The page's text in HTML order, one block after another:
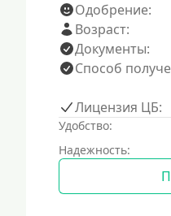
Одобрение:
Возраст:
Документы:
Способ
Лицензия ЦБ:
Удобство:
Надежность: